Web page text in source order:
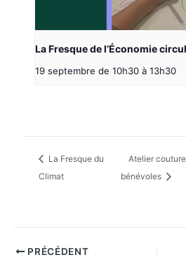
La Fresque de l’Économie
19 septembre de 10h30 à 13h30
La Fresque du
Climat
Atelier
bénévoles
PRÉCÉDENT